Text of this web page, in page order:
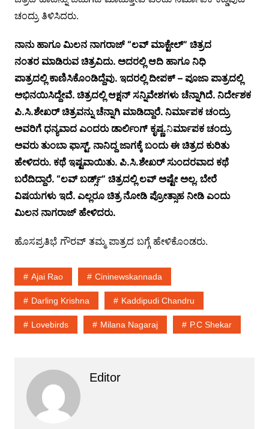
ಚಂದ್ರು ತಿಳಿಸಿದರು.
ನಾನು ಹಾಗೂ ಮಿಲನ ನಾಗರಾಜ್ “ಲವ್ ಮಾಕ್ಟೇಲ್” ಚಿತ್ರದ
ನಂತರ ಮಾಡಿರುವ ಚಿತ್ರವಿದು. ಅದರಲ್ಲಿ ಆದಿ ಹಾಗೂ ನಿಧಿ
ಪಾತ್ರದಲ್ಲಿ ಕಾಣಿಸಿಕೊಂಡಿದ್ದೆವು. ಇದರಲ್ಲಿ ದೀಪಕ್ – ಪೂಜಾ ಪಾತ್ರದಲ್ಲಿ
ಅಭಿನಯಿಸಿದ್ದೇವೆ. ಚಿತ್ರದಲ್ಲಿ ಆಕ್ಷನ್ ಸನ್ನಿವೇಶಗಳು ಚೆನ್ನಾಗಿದೆ. ನಿರ್ದೇಶಕ
ಪಿ.ಸಿ.ಶೇಖರ್ ಚಿತ್ರವನ್ನು ಚೆನ್ನಾಗಿ ಮಾಡಿದ್ದಾರೆ. ನಿರ್ಮಾಪಕ ಚಂದ್ರು
ಅವರಿಗೆ ಧನ್ಯವಾದ ಎಂದರು ಡಾರ್ಲಿಂಗ್ ಕೃಷ್ಣ.ನಿರ್ಮಾಪಕ ಚಂದ್ರು
ಅವರು ತುಂಬಾ ಫಾಸ್ಟ್. ನಾನಿದ್ದ ಜಾಗಕ್ಕೆ ಬಂದು ಈ ಚಿತ್ರದ ಕುರಿತು
ಹೇಳಿದರು. ಕಥೆ ಇಷ್ಟವಾಯಿತು. ಪಿ.ಸಿ.ಶೇಖರ್ ಸುಂದರವಾದ ಕಥೆ
ಬರೆದಿದ್ದಾರೆ. “ಲವ್ ಬರ್ಡ್ಸ್” ಚಿತ್ರದಲ್ಲಿ ಲವ್ ಅಷ್ಟೇ ಅಲ್ಲ. ಬೇರೆ
ವಿಷಯಗಳು ಇದೆ. ಎಲ್ಲರೂ ಚಿತ್ರ ನೋಡಿ ಪ್ರೋತ್ಸಾಹ ನೀಡಿ ಎಂದು
ಮಿಲನ ನಾಗರಾಜ್ ಹೇಳಿದರು.
ಹೊಸಪ್ರತಿಭೆ ಗೌರವ್ ತಮ್ಮ ಪಾತ್ರದ ಬಗ್ಗೆ ಹೇಳಿಕೊಂಡರು.
Ajai Rao Cininewskannada
Darling Krishna Kaddipudi Chandru
Lovebirds Milana Nagaraj P.C Shekar
Editor